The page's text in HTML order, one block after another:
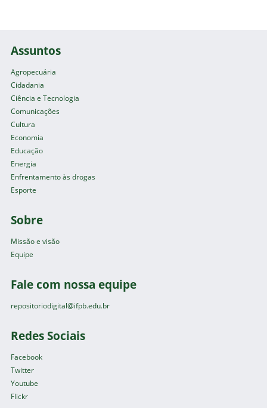
Assuntos
Agropecuária
Cidadania
Ciência e Tecnologia
Comunicações
Cultura
Economia
Educação
Energia
Enfrentamento às drogas
Esporte
Sobre
Missão e visão
Equipe
Fale com nossa equipe
repositoriodigital@ifpb.edu.br
Redes Sociais
Facebook
Twitter
Youtube
Flickr